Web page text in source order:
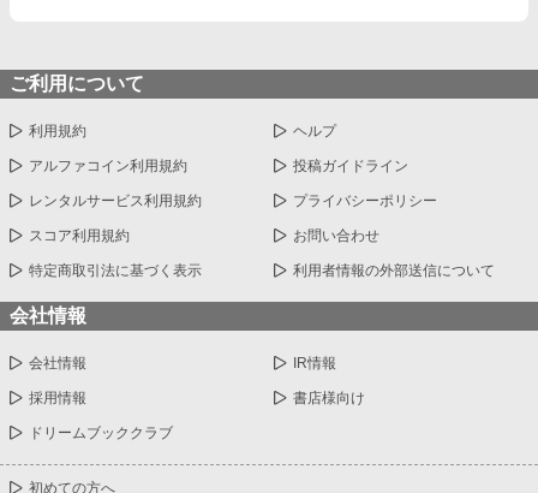
ご利用について
利用規約 ヘルプ
アルファコイン利用規約 投稿ガイドライン
レンタルサービス利用規約 プライバシーポリシー
スコア利用規約 お問い合わせ
特定商取引法に基づく表示 利用者情報の外部送信について
会社情報
会社情報 IR情報
採用情報 書店様向け
ドリームブッククラブ
初めての方へ